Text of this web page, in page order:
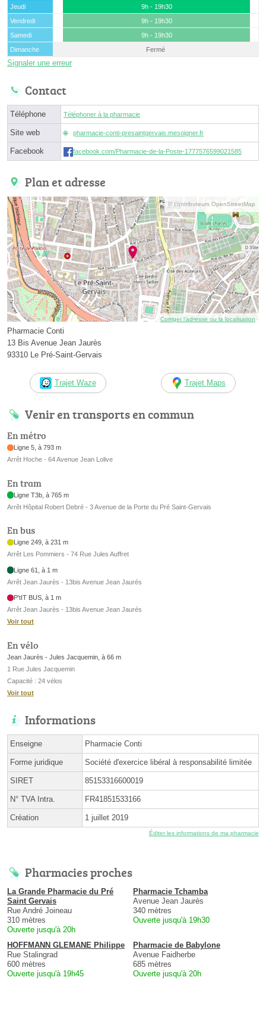
Jeudi
9h - 19h30
Vendredi
9h - 19h30
Samedi
9h - 19h30
Dimanche
Fermé
Signaler une erreur
Contact
Téléphone Téléphoner à la pharmacie
Site web pharmacie-conti-presaintgervais.mesoigner.fr
Facebook facebook.com/Pharmacie-de-la-Poste-1777576599021585
Plan et adresse
© contributeurs OpenStreetMap
Corriger l’adresse ou la localisation
Pharmacie Conti
13 Bis Avenue Jean Jaurès
93310 Le Pré-Saint-Gervais
Trajet Waze Trajet Maps
Venir en transports en commun
En métro
Ligne 5, à 793 m
Arrêt Hoche - 64 Avenue Jean Lolive
En tram
Ligne T3b, à 765 m
Arrêt Hôpital Robert Debré - 3 Avenue de la Porte du Pré Saint-Gervais
En bus
Ligne 249, à 231 m
Arrêt Les Pommiers - 74 Rue Jules Auffret
Ligne 61, à 1 m
Arrêt Jean Jaurès - 13bis Avenue Jean Jaurés
P'tIT BUS, à 1 m
Arrêt Jean Jaurès - 13bis Avenue Jean Jaurés
Voir tout
En vélo
Jean Jaurès - Jules Jacquemin, à 66 m
1 Rue Jules Jacquemin
Capacité : 24 vélos
Voir tout
Informations
Enseigne Pharmacie Conti
Forme juridique Société d'exercice libéral à responsabilité limitée
SIRET 85153316600019
N° TVA Intra. FR41851533166
Création 1 juillet 2019
Éditer les informations de ma pharmacie
Pharmacies proches
La Grande Pharmacie du Pré
Saint Gervais
Rue André Joineau
310 mètres
Ouverte jusqu'à 20h
Pharmacie Tchamba
Avenue Jean Jaurès
340 mètres
Ouverte jusqu'à 19h30
HOFFMANN GLEMANE Philippe
Rue Stalingrad
600 mètres
Ouverte jusqu'à 19h45
Pharmacie de Babylone
Avenue Faidherbe
685 mètres
Ouverte jusqu'à 20h